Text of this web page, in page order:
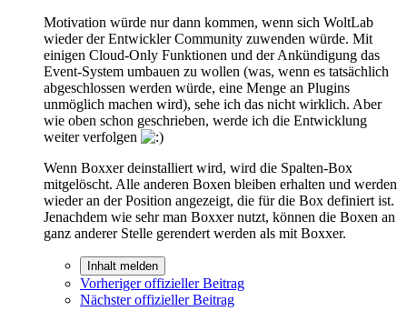
Motivation würde nur dann kommen, wenn sich WoltLab
wieder der Entwickler Community zuwenden würde. Mit
einigen Cloud-Only Funktionen und der Ankündigung das
Event-System umbauen zu wollen (was, wenn es tatsächlich
abgeschlossen werden würde, eine Menge an Plugins
unmöglich machen wird), sehe ich das nicht wirklich. Aber
wie oben schon geschrieben, werde ich die Entwicklung
weiter verfolgen
Wenn Boxxer deinstalliert wird, wird die Spalten-Box
mitgelöscht. Alle anderen Boxen bleiben erhalten und werden
wieder an der Position angezeigt, die für die Box definiert ist.
Jenachdem wie sehr man Boxxer nutzt, können die Boxen an
ganz anderer Stelle gerendert werden als mit Boxxer.
Inhalt melden
Vorheriger offizieller Beitrag
Nächster offizieller Beitrag